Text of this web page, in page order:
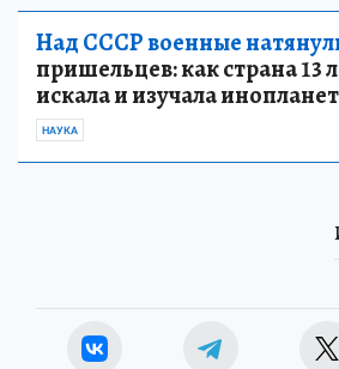
Над СССР военные
пришельцев: как страна 13
искала и изучала
НАУКА